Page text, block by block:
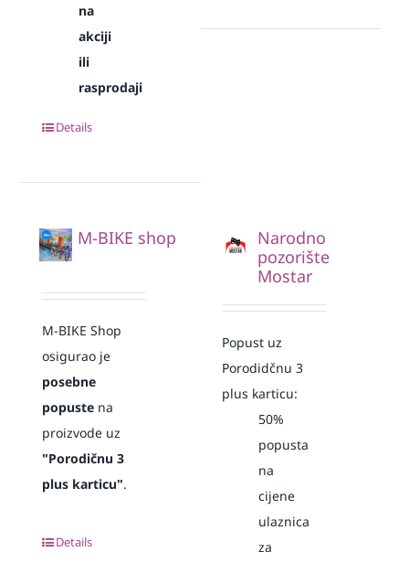
na
akciji
ili
rasprodaji
Details
M-BIKE shop
M-BIKE Shop
osigurao je
posebne
popustena
proizvode uz
"Porodičnu 3
plus karticu".
Details
Narodno
pozorište
Mostar
Popust uz
Porodidčnu 3
plus karticu:
50%
popusta
na
cijene
ulaznica
za